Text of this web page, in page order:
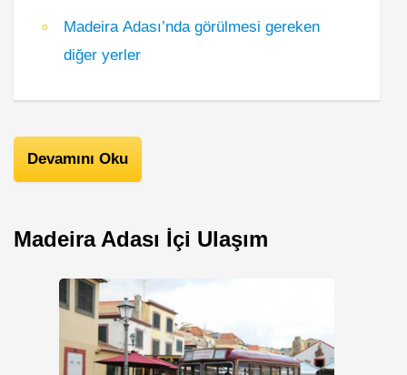
Madeira Adası’nda görülmesi gereken
diğer yerler
Devamını Oku
Madeira Adası İçi Ulaşım